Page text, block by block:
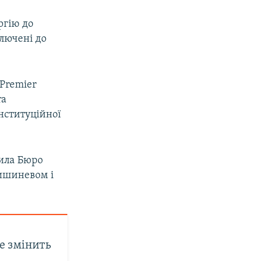
до
до
Бюро
і
змінить